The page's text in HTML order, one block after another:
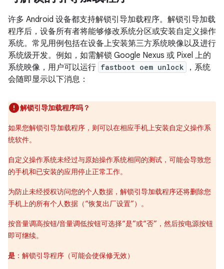
许多 Android 设备都支持解锁引导加载程序。解锁引导加载
程序后，设备所有者将能够修改系统分区或安装自定义操作
系统。常见用例包括在设备上安装第三方系统映像以及进行
系统级开发。例如，如需解锁 Google Nexus 或 Pixel 上的
系统映像，用户可以运行 fastboot oem unlock
，系统
会随即显示以下消息：
解锁引导加载程序吗？
如果您解锁引导加载程序，则可以在相应手机上安装自定义操作系
统软件。
自定义操作系统未经过与原始操作系统相同的测试，可能会导致您
的手机和已安装的应用停止正常工作。
为防止未经授权访问您的个人数据，解锁引导加载程序还将删除您
手机上的所有个人数据（“恢复出厂设置”）。
按音量调高按钮/音量调低按钮可选择“是”或“否”，然后按电源按钮
即可继续。
是 ：解锁引导程序（可能会使保修无效）